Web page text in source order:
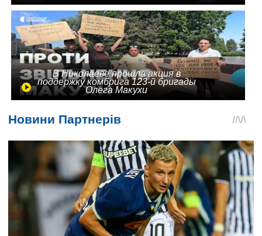
В Николаеве прошла акция в
поддержку комбрига 123-й бригады
Олега Макухи